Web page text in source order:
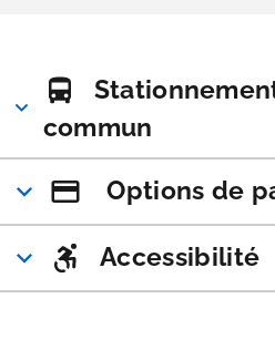
commun
Options de
Accessibilité